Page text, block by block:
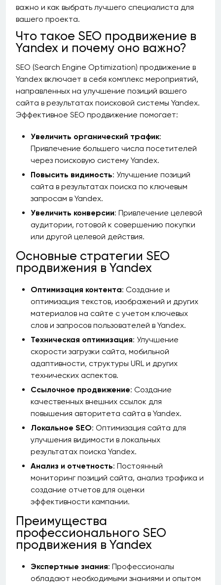
важно и как выбрать лучшего специалиста для
вашего проекта.
Что такое SEO продвижение в
Yandex и почему оно важно?
SEO (Search Engine Optimization) продвижение в
Yandex включает в себя комплекс мероприятий,
направленных на улучшение позиций вашего
сайта в результатах поисковой системы Yandex.
Эффективное SEO продвижение помогает:
Увеличить органический трафик:
Привлечение большего числа посетителей
через поисковую систему Yandex.
Повысить видимость: Улучшение позиций
сайта в результатах поиска по ключевым
запросам в Yandex.
Увеличить конверсии: Привлечение целевой
аудитории, готовой к совершению покупки
или другой целевой действия.
Основные стратегии SEO
продвижения в Yandex
Оптимизация контента: Создание и
оптимизация текстов, изображений и других
материалов на сайте с учетом ключевых
слов и запросов пользователей в Yandex.
Техническая оптимизация: Улучшение
скорости загрузки сайта, мобильной
адаптивности, структуры URL и других
технических аспектов.
Ссылочное продвижение: Создание
качественных внешних ссылок для
повышения авторитета сайта в Yandex.
Локальное SEO: Оптимизация сайта для
улучшения видимости в локальных
результатах поиска Yandex.
Анализ и отчетность: Постоянный
мониторинг позиций сайта, анализ трафика и
создание отчетов для оценки
эффективности кампании.
Преимущества
профессионального SEO
продвижения в Yandex
Экспертные знания: Профессионалы
обладают необходимыми знаниями и опытом